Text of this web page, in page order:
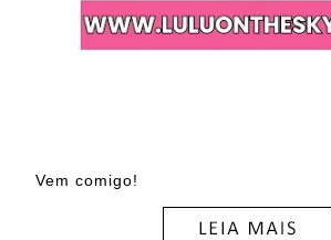
Vem comigo!